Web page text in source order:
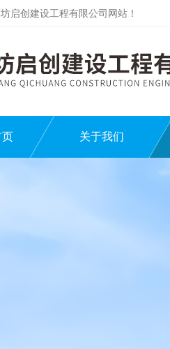
启创建设工程有限公司网站！
页 关于我们